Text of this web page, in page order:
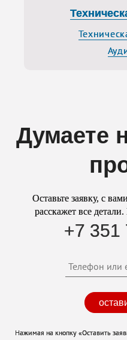
Думаете
Оставьте заявку, с
расскажет все
+7 351
Нажимая на кнопку «Оставить